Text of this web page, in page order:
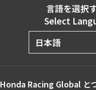
言語を選択
Select
Honda Racing Global と